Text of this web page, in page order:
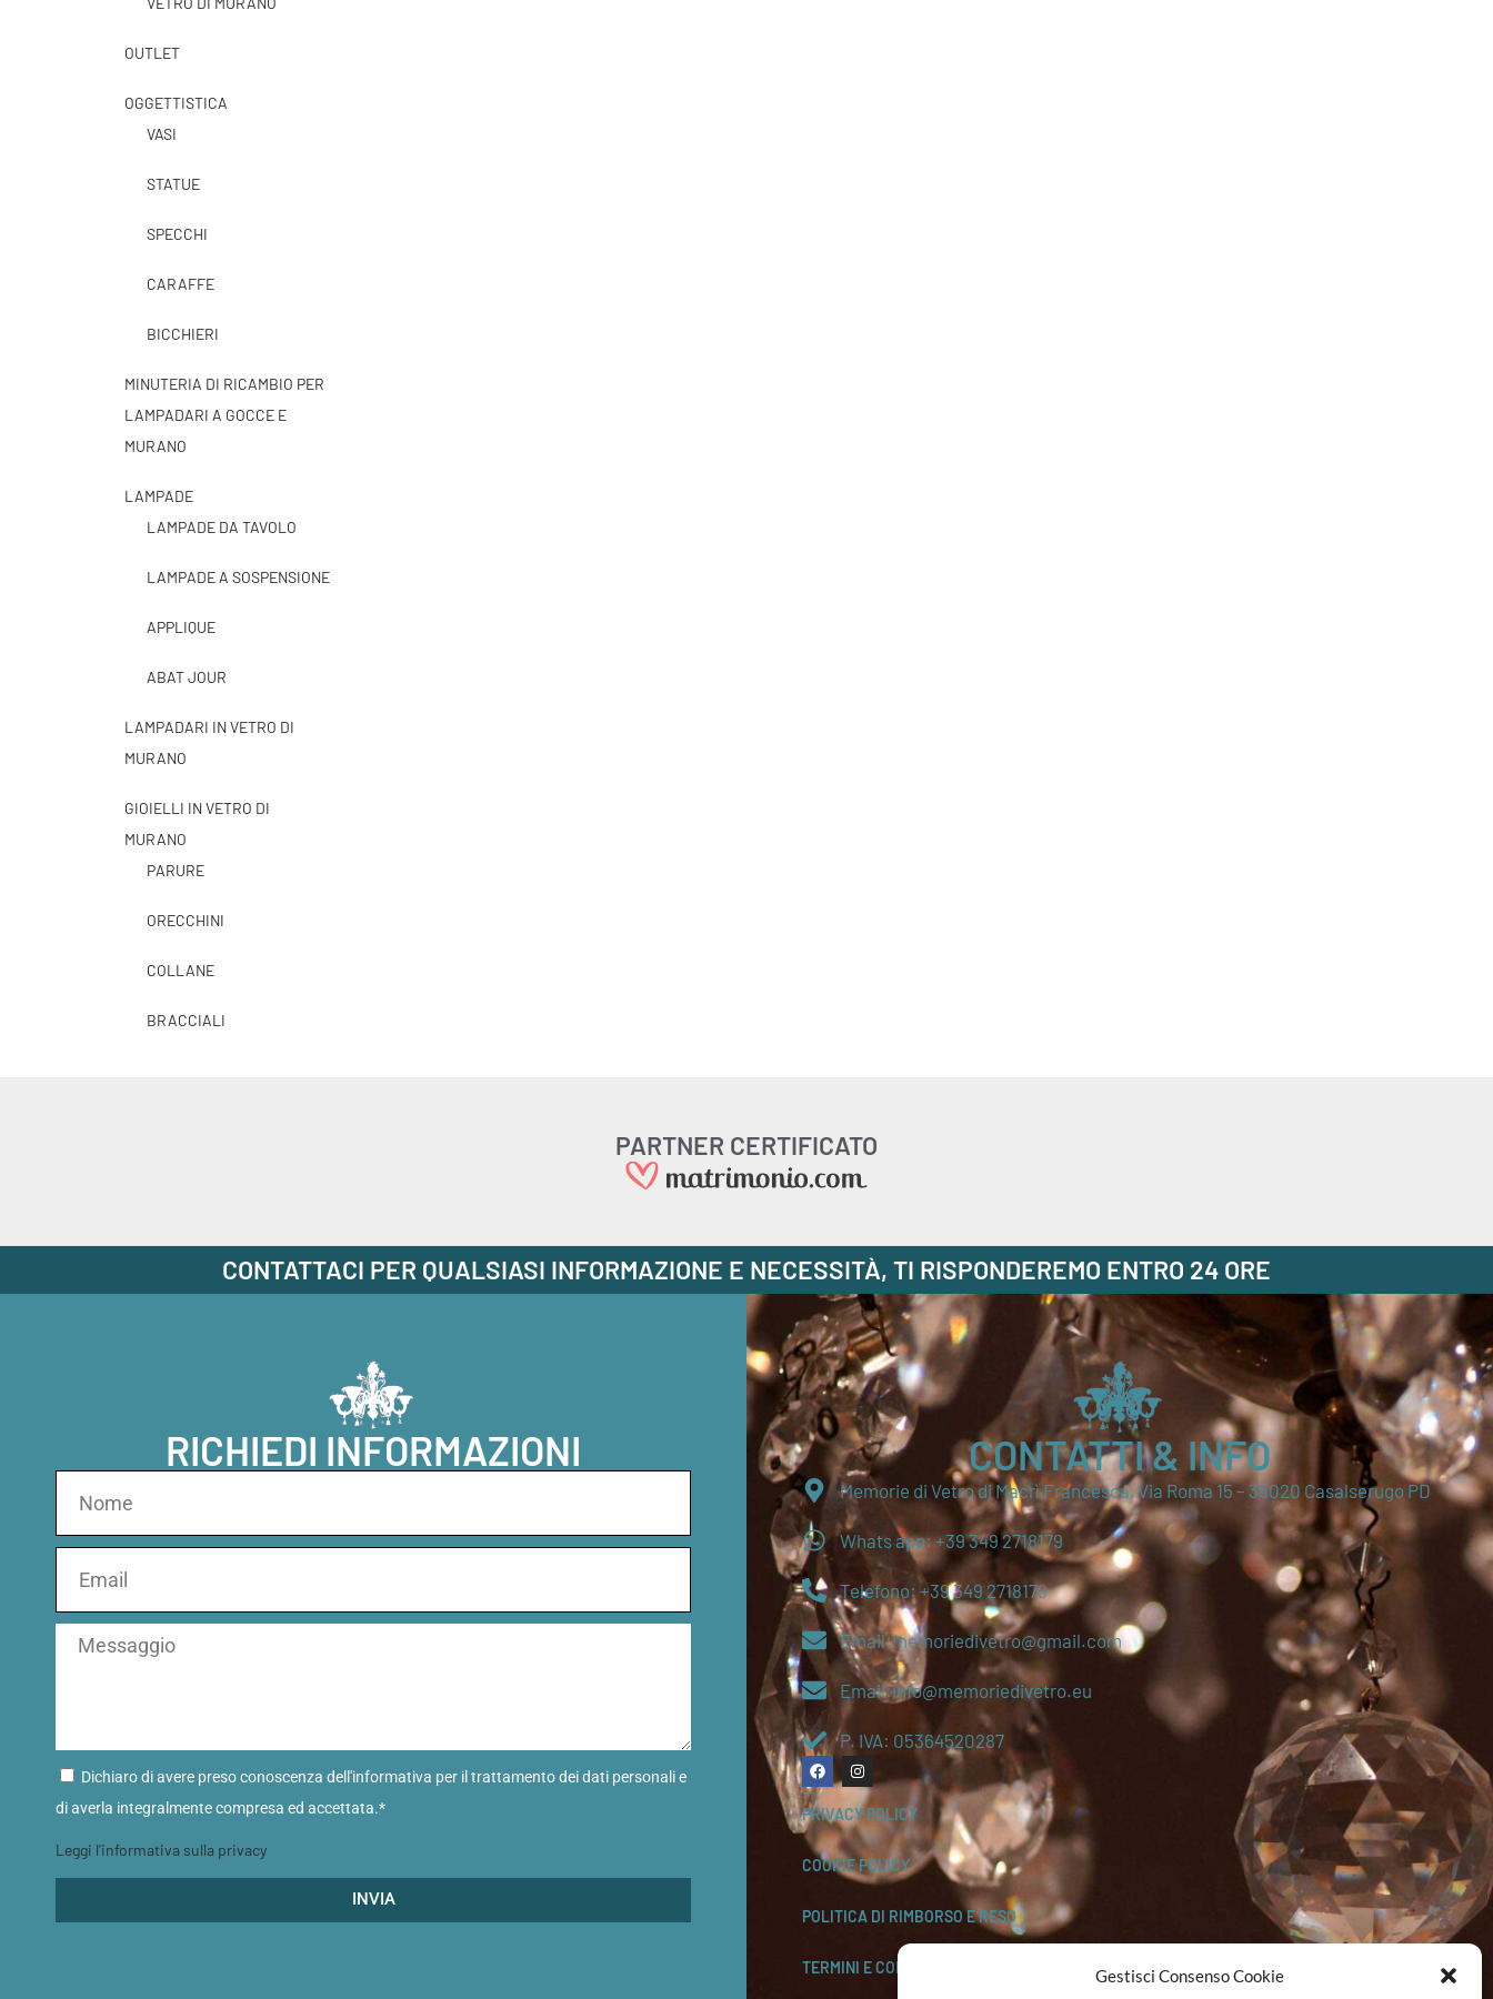
Gestisci Consenso Cookie
OUTLET
OGGETTISTICA
VASI
STATUE
SPECCHI
CARAFFE
BICCHIERI
MINUTERIA DI RICAMBIO PER
LAMPADARI A GOCCE E
MURANO
LAMPADE
LAMPADE DA TAVOLO
LAMPADE A SOSPENSIONE
APPLIQUE
ABAT JOUR
LAMPADARI IN VETRO DI
MURANO
GIOIELLI IN VETRO DI
MURANO
PARURE
ORECCHINI
COLLANE
BRACCIALI
PARTNER CERTIFICATO
CONTATTACI PER QUALSIASI INFORMAZIONE E NECESSITÀ, TI RISPONDEREMO ENTRO 24 ORE
RICHIEDI INFORMAZIONI
Dichiaro di avere preso conoscenza dell'informativa per il trattamento dei dati personali e
di averla integralmente compresa ed accettata.*
Leggi l'informativa sulla privacy
INVIA
CONTATTI & INFO
Memorie di Vetro di Macrì Francesca, Via Roma 15 – 35020 Casalserugo PD
Whats app: +39 349 2718179
Telefono: +39 349 2718179
Email:memoriedivetro@gmail.com
Email:info@memoriedivetro.eu
P. IVA: 05364520287
PRIVACY POLICY
COOKIE POLICY
POLITICA DI RIMBORSO E RESO
TERMINI E CONDIZIONI